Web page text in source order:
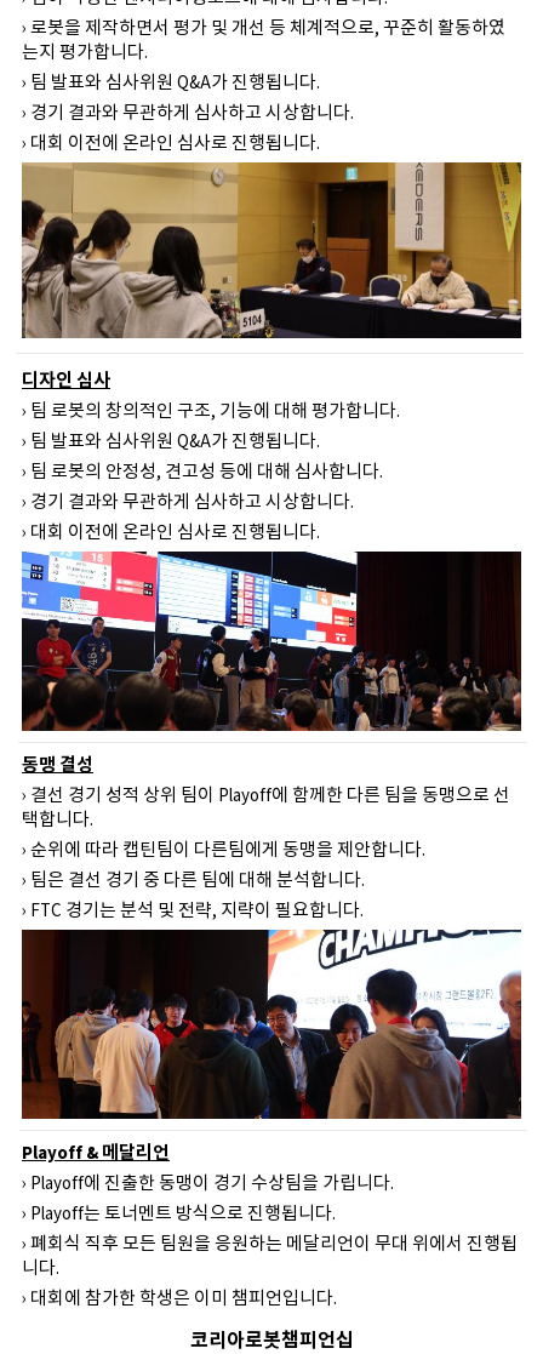
› 로봇을 제작하면서 평가 및 개선 등 체계적으로, 꾸준히 활동하였
는지 평가합니다.
› 팀 발표와 심사위원 Q&A가 진행됩니다.
› 경기 결과와 무관하게 심사하고 시상합니다.
› 대회 이전에 온라인 심사로 진행됩니다.
디자인 심사
› 팀 로봇의 창의적인 구조, 기능에 대해 평가합니다.
› 팀 발표와 심사위원 Q&A가 진행됩니다.
› 팀 로봇의 안정성, 견고성 등에 대해 심사합니다.
› 경기 결과와 무관하게 심사하고 시상합니다.
› 대회 이전에 온라인 심사로 진행됩니다.
동맹 결성
› 결선 경기 성적 상위 팀이 Playoff에 함께한 다른 팀을 동맹으로 선
택합니다.
› 순위에 따라 캡틴팀이 다른팀에게 동맹을 제안합니다.
› 팀은 결선 경기 중 다른 팀에 대해 분석합니다.
› FTC 경기는 분석 및 전략, 지략이 필요합니다.
Playoff & 메달리언
› Playoff에 진출한 동맹이 경기 수상팀을 가립니다.
› Playoff는 토너멘트 방식으로 진행됩니다.
› 폐회식 직후 모든 팀원을 응원하는 메달리언이 무대 위에서 진행됩
니다.
› 대회에 참가한 학생은 이미 챔피언입니다.
코리아로봇챔피언십